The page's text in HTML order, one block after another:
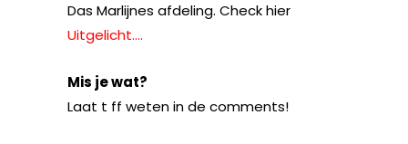
Das Marlijnes afdeling. Check hier
Uitgelicht….
Mis je wat?
Laat t ff weten in de comments!